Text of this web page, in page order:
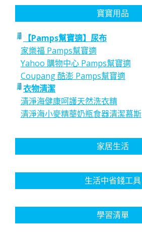
寶寶用品
【Pamps幫寶適】尿布
家樂福 Pamps幫寶適
Yahoo 購物中心 Pamps幫寶適
Coupang 酷澎 Pamps幫寶適
衣物清潔
清淨海健康呵護天然洗衣精
清淨海小麥精華奶瓶食器清潔慕斯
家居生活
生活中省錢工具
學習清單